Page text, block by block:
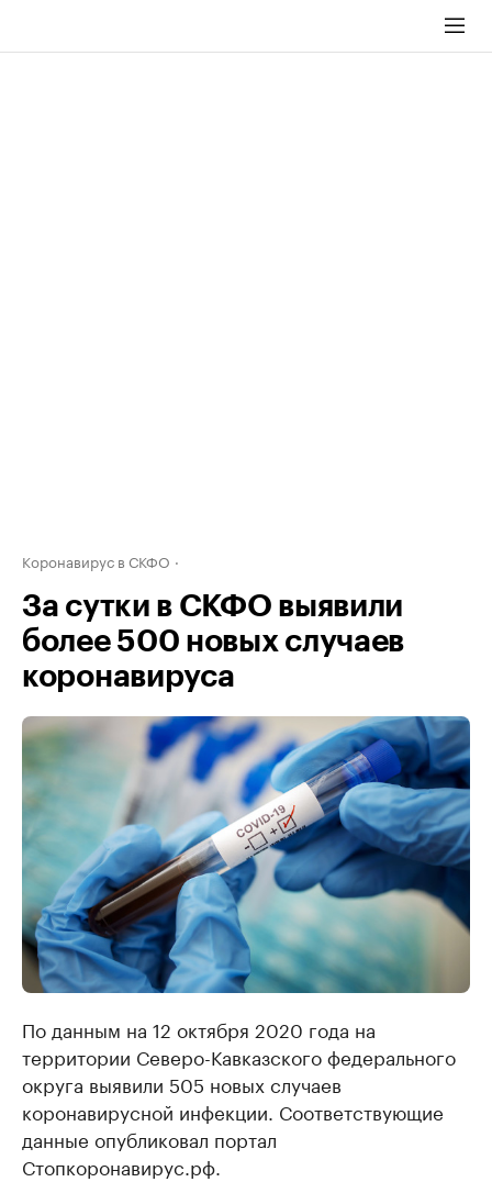
Коронавирус в СКФО
За сутки в СКФО выявили
более 500 новых случаев
коронавируса
По данным на 12 октября 2020 года на
территории Северо-Кавказского федерального
округа выявили 505 новых случаев
коронавирусной инфекции. Соответствующие
данные опубликовал портал
Стопкоронавирус.рф.